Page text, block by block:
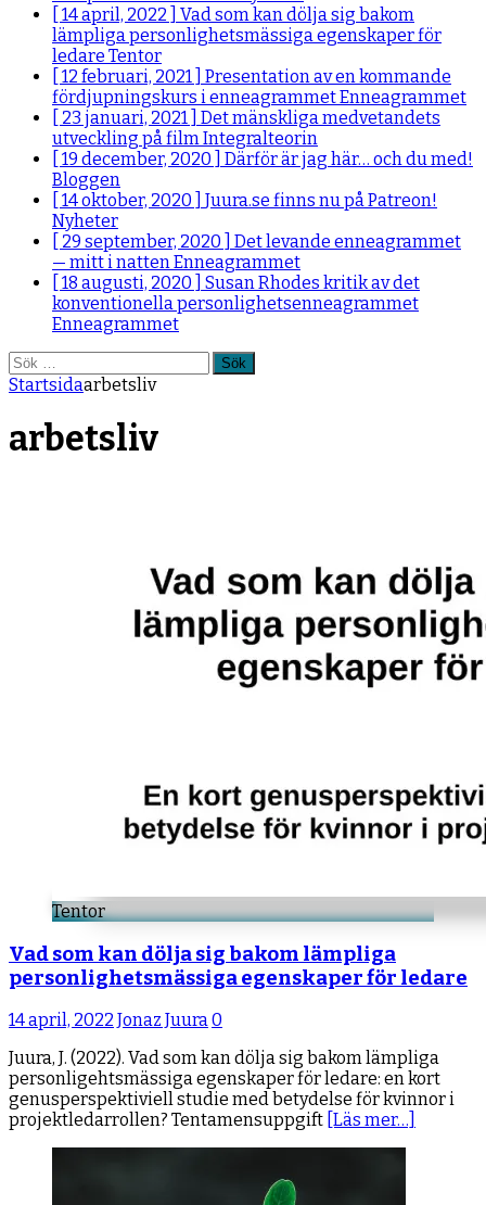
[ 14 april, 2022 ] Vad som kan dölja sig bakom
lämpliga personlighetsmässiga egenskaper för
ledare Tentor
[ 12 februari, 2021 ] Presentation av en kommande
fördjupningskurs i enneagrammetEnneagrammet
[ 23 januari, 2021 ] Det mänskliga medvetandets
utveckling på filmIntegralteorin
[ 19 december, 2020 ] Därför är jag här… och du med!
Bloggen
[ 14 oktober, 2020 ] Juura.se finns nu på Patreon!
Nyheter
[ 29 september, 2020 ] Det levande enneagrammet
— mitt i nattenEnneagrammet
[ 18 augusti, 2020 ] Susan Rhodes kritik av det
konventionella personlighetsenneagrammet
Enneagrammet
Sök
efter:
Startsidaarbetsliv
arbetsliv
Tentor
Vad som kan dölja sig bakom lämpliga
personlighetsmässiga egenskaper för ledare
14 april, 2022 Jonaz Juura0
Juura, J. (2022). Vad som kan dölja sig bakom lämpliga
personligehtsmässiga egenskaper för ledare: en kort
genusperspektiviell studie med betydelse för kvinnor i
projektledarrollen? Tentamensuppgift [Läs mer…]